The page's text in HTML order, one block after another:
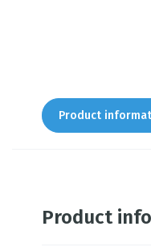
Product
Product